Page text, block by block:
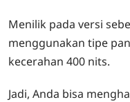
Menilik pada versi
menggunakan tipe
kecerahan 400 nits.
Jadi, Anda bisa